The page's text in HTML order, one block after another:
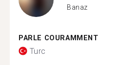
Banaz
PARLE COURAMMENT
Turc